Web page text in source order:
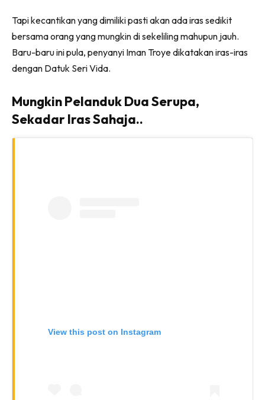
Tapi kecantikan yang dimiliki pasti akan ada iras sedikit
bersama orang yang mungkin di sekeliling mahupun jauh.
Baru-baru ini pula, penyanyi Iman Troye dikatakan iras-iras
dengan Datuk Seri Vida.
Mungkin Pelanduk Dua Serupa,
Sekadar Iras Sahaja..
View this post on Instagram